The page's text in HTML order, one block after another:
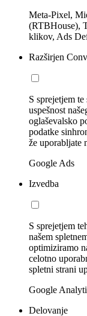
Meta-Pixel,
(RTBHouse),
klikov, Ads
Razširjen
S sprejetjem
uspešnost
oglaševalsko
podatke
že uporabljate
Google Ads
Izvedba
S sprejetjem
našem
optimiziramo
celotno
spletni strani
Google
Delovanje